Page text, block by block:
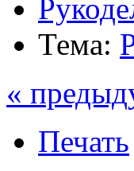
Тема:
«
Печать